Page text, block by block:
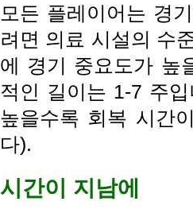
모든 플레이어는 경
려면 의료 시설의 수
에 경기 중요도가 높
적인 길이는 1-7 주
높을수록 회복 시간
다).
시간이 지남에